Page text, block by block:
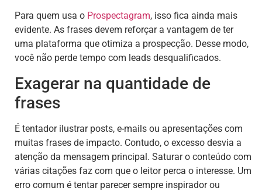
Para quem usa o Prospectagram, isso fica ainda mais
evidente. As frases devem reforçar a vantagem de ter
uma plataforma que otimiza a prospecção. Desse modo,
você não perde tempo com leads desqualificados.
Exagerar na quantidade de
frases
É tentador ilustrar posts, e-mails ou apresentações com
muitas frases de impacto. Contudo, o excesso desvia a
atenção da mensagem principal. Saturar o conteúdo com
várias citações faz com que o leitor perca o interesse. Um
erro comum é tentar parecer sempre inspirador ou